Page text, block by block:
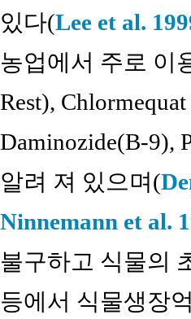
있다(Lee et al.
농업에서 주로 이
Rest),
Daminozide(B-9),
알려 져 있으며(
Ninnemann et al.
불구하고 식물의
등에서 식물생장